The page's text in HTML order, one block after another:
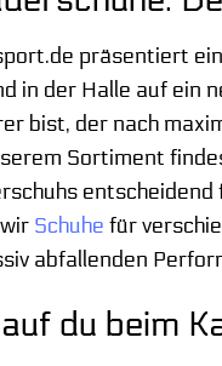
präsentiert
in der Halle auf ein
bist, der nach
Sortiment
Schuhe für
abfallenden
du beim